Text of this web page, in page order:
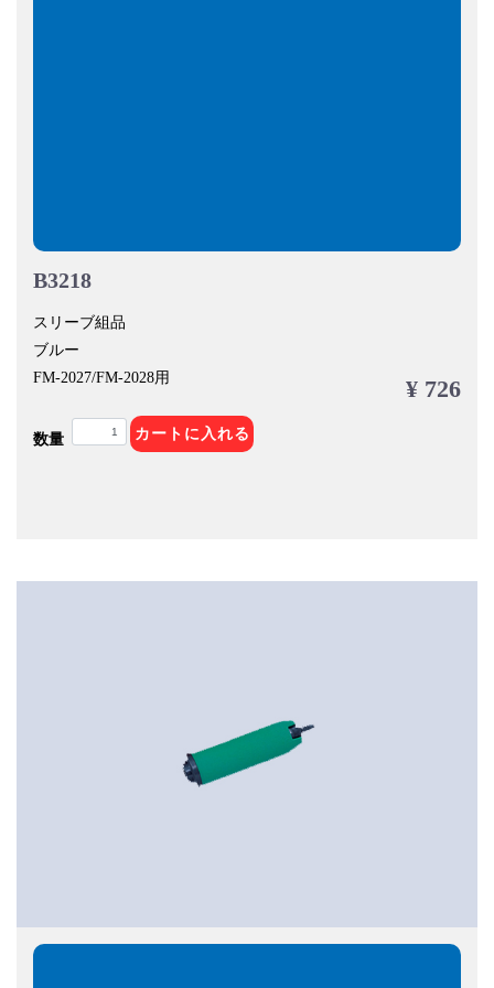
B3218
スリーブ組品
ブルー
FM-2027/FM-2028用
¥ 726
数量 カートに入れる